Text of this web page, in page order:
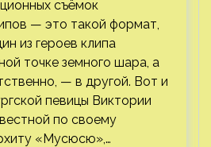
съёмок
— это такой формат,
из героев клипа
точке земного шара, а
— в другой. Вот и
певицы Виктории
по своему
«Мусюсю»,…